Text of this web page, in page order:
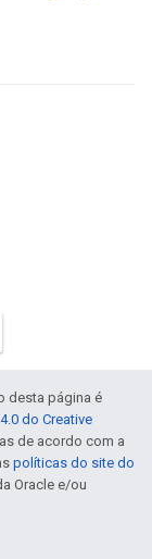
desta página é
do Creative
de acordo com a
políticas do site do
Oracle e/ou